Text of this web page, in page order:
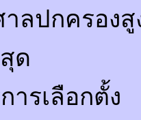
ลปกครองสู
ด
ารเลือกตั้ง